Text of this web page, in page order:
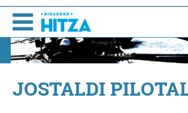
JOSTALDI